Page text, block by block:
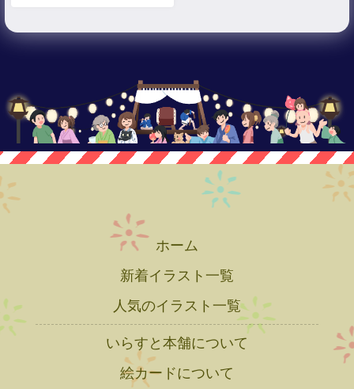
ホーム
新着イラスト一覧
人気のイラスト一覧
いらすと本舗について
絵カードについて